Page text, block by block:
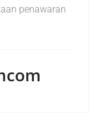
penawaran